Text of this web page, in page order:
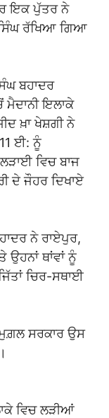
ਇਕ ਪੁੱਤਰ ਨੇ
ਰੱਖਿਆ ਗਿਆ
ਬਹਾਦਰ
ਮੈਦਾਨੀ ਇਲਾਕੇ
ਖ਼ਾ ਖੇਸ਼ਗੀ ਨੇ
ਈ: ਨੂੰ
ਵਿਚ ਬਾਜ
ਦੇ ਜੌਹਰ ਦਿਖਾਏ
ਨੇ ਰਾਏਪੁਰ,
ਥਾਂਵਾਂ ਨੂੰ
ਚਿਰ-ਸਥਾਈ
ਸਰਕਾਰ ਉਸ
ਵਿਚ ਲੜੀਆਂ